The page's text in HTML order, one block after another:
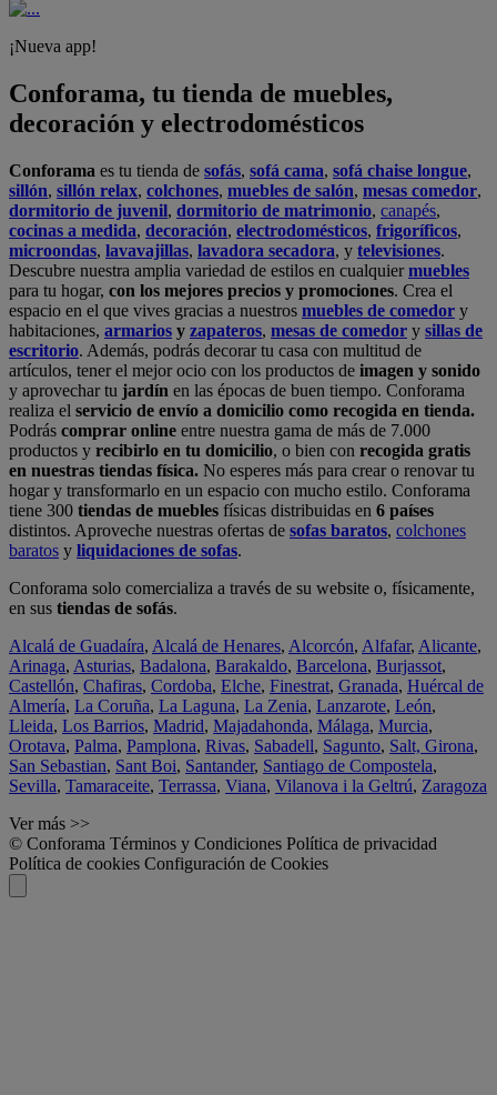
¡Nueva app!
Conforama, tu tienda de muebles,
decoración y electrodomésticos
Conforama es tu tienda de sofás, sofá cama, sofá chaise longue,
sillón, sillón relax, colchones, muebles de salón, mesas comedor,
dormitorio de juvenil, dormitorio de matrimonio, canapés,
cocinas a medida, decoración, electrodomésticos, frigoríficos,
microondas, lavavajillas, lavadora secadora, y televisiones.
Descubre nuestra amplia variedad de estilos en cualquiermuebles
para tu hogar, con los mejores precios y promociones. Crea el
espacio en el que vives gracias a nuestros muebles de comedor y
habitaciones, armarios y zapateros, mesas de comedor y sillas de
escritorio. Además, podrás decorar tu casa con multitud de
artículos, tener el mejor ocio con los productos de imagen y sonido
y aprovechar tu jardín en las épocas de buen tiempo. Conforama
realiza el servicio de envío a domicilio como recogida en tienda.
Podrás comprar online entre nuestra gama de más de 7.000
productos y recibirlo en tu domicilio, o bien con recogida gratis
en nuestras tiendas física. No esperes más para crear o renovar tu
hogar y transformarlo en un espacio con mucho estilo. Conforama
tiene 300 tiendas de muebles físicas distribuidas en 6 países
distintos. Aproveche nuestras ofertas de sofas baratos, colchones
baratos y liquidaciones de sofas.
Conforama solo comercializa a través de su website o, físicamente,
en sus tiendas de sofás.
Alcalá de Guadaíra, Alcalá de Henares, Alcorcón, Alfafar, Alicante,
Arinaga, Asturias, Badalona, Barakaldo, Barcelona, Burjassot,
Castellón, Chafiras, Cordoba, Elche, Finestrat, Granada, Huércal de
Almería, La Coruña, La Laguna, La Zenia, Lanzarote, León,
Lleida, Los Barrios, Madrid, Majadahonda, Málaga, Murcia,
Orotava, Palma, Pamplona, Rivas, Sabadell, Sagunto, Salt, Girona,
San Sebastian, Sant Boi, Santander, Santiago de Compostela,
Sevilla, Tamaraceite, Terrassa, Viana, Vilanova i la Geltrú, Zaragoza
Ver más >>
© Conforama Términos y Condiciones Política de privacidad
Política de cookies Configuración de Cookies